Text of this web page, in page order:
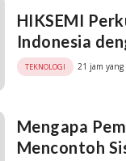
HIKSEMI
Indonesia
TEKNOLOGI 21 jam yang
Mengapa
Mencontoh